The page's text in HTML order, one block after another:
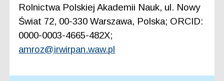
Rolnictwa Polskiej Akademii Nauk, ul. Nowy
Świat 72, 00-330 Warszawa, Polska; ORCID:
0000-0003-4665-482X;
amroz@irwirpan.waw.pl